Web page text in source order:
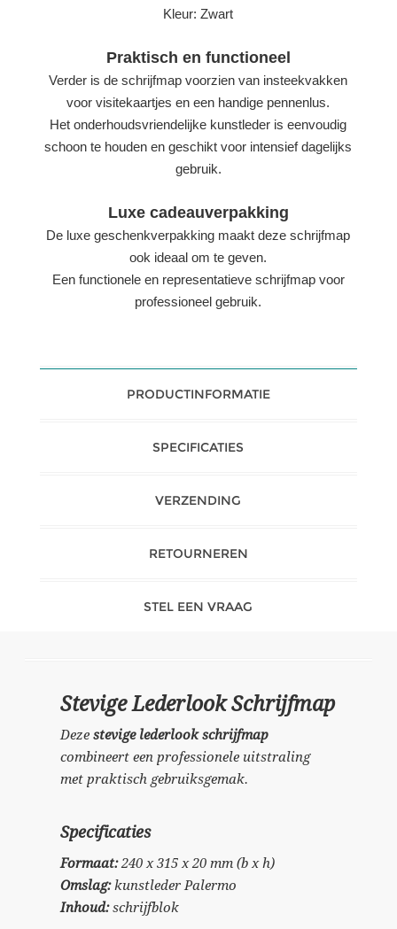
Kleur: Zwart
Praktisch en functioneel
Verder is de schrijfmap voorzien van insteekvakken
voor visitekaartjes en een handige pennenlus.
Het onderhoudsvriendelijke kunstleder is eenvoudig
schoon te houden en geschikt voor intensief dagelijks
gebruik.
Luxe cadeauverpakking
De luxe geschenkverpakking maakt deze schrijfmap
ook ideaal om te geven.
Een functionele en representatieve schrijfmap voor
professioneel gebruik.
PRODUCTINFORMATIE
SPECIFICATIES
VERZENDING
RETOURNEREN
STEL EEN VRAAG
Stevige Lederlook Schrijfmap
Dezestevige lederlook schrijfmap
combineert een professionele uitstraling
met praktisch gebruiksgemak.
Specificaties
Formaat:240 x 315 x 20 mm (b x h)
Omslag:kunstleder Palermo
Inhoud:schrijfblok